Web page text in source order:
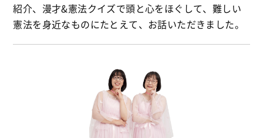
紹介、漫才&憲法クイズで頭と心をほぐして、難しい
憲法を身近なものにたとえて、お話いただきました。